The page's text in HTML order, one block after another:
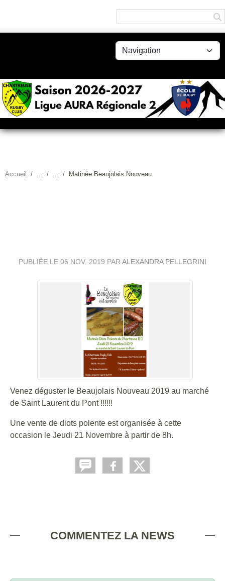
Accueil Matinée Beaujolais Nouveau
PUBLIÉE LE 06 NOV. 2019 PAR ALEXANDRA PELLEGRINI
Venez déguster le Beaujolais Nouveau 2019 au marché
de Saint Laurent du Pont !!!!!!
Une vente de diots polente est organisée à cette
occasion le Jeudi 21 Novembre à partir de 8h.
COMMENTEZ LA NEWS